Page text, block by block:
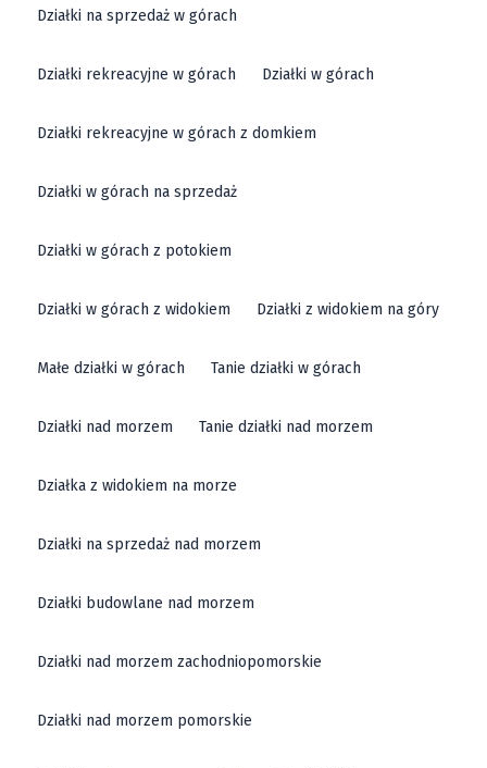
Działki na sprzedaż w górach
Działki rekreacyjne w górach Działki w górach
Działki rekreacyjne w górach z domkiem
Działki w górach na sprzedaż
Działki w górach z potokiem
Działki w górach z widokiem Działki z widokiem na góry
Małe działki w górach Tanie działki w górach
Działki nad morzem Tanie działki nad morzem
Działka z widokiem na morze
Działki na sprzedaż nad morzem
Działki budowlane nad morzem
Działki nad morzem zachodniopomorskie
Działki nad morzem pomorskie